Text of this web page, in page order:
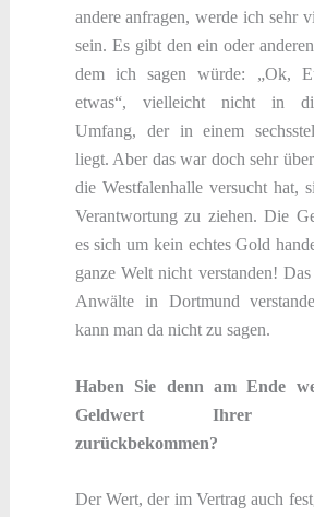
andere anfragen, werde ich sehr
sein. Es gibt den ein oder
dem ich sagen würde: „Ok,
etwas“, vielleicht nicht in
Umfang, der in einem
liegt. Aber das war doch sehr
die Westfalenhalle versucht hat,
Verantwortung zu ziehen. Die
es sich um kein echtes Gold
ganze Welt nicht verstanden!
Anwälte in Dortmund
kann man da nicht zu sagen.
Haben Sie denn am Ende
Geldwert Ihrer
zurückbekommen?
Der Wert, der im Vertrag auch